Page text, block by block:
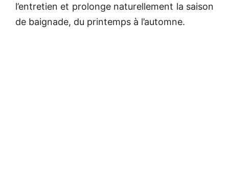
l’entretien et prolonge naturellement la saison
de baignade, du printemps à l’automne.